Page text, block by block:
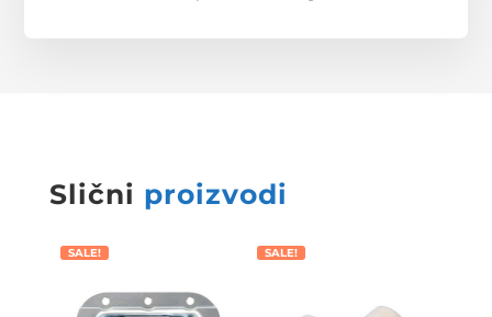
Slični proizvodi
SALE! SALE!